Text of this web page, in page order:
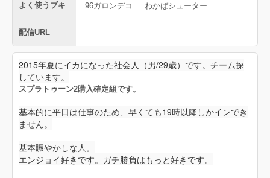
よく使うブキ .96ガロンデコ わかばシューター
配信URL
2015年夏にイカになった社会人（男/29歳）です。チーム探
しています。
スプラトゥーン2購入確定組です。
基本的に平日は仕事のため、早くても19時以降しかインでき
ません。
基本賑やかしな人。
エンジョイ好きです。ガチ勝負はもっと好きです。